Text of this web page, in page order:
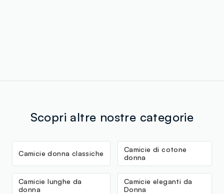
Scopri altre nostre categorie
Camicie donna classiche
Camicie di cotone
donna
Camicie lunghe da
donna
Camicie eleganti da
Donna